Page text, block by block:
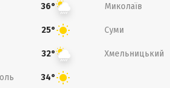
36° Миколаїв
25° Суми
32° Хмельницький
34°